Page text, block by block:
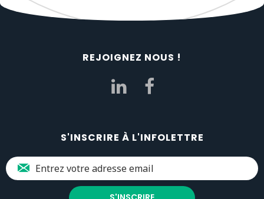
REJOIGNEZ NOUS !
S'INSCRIRE À L'INFOLETTRE